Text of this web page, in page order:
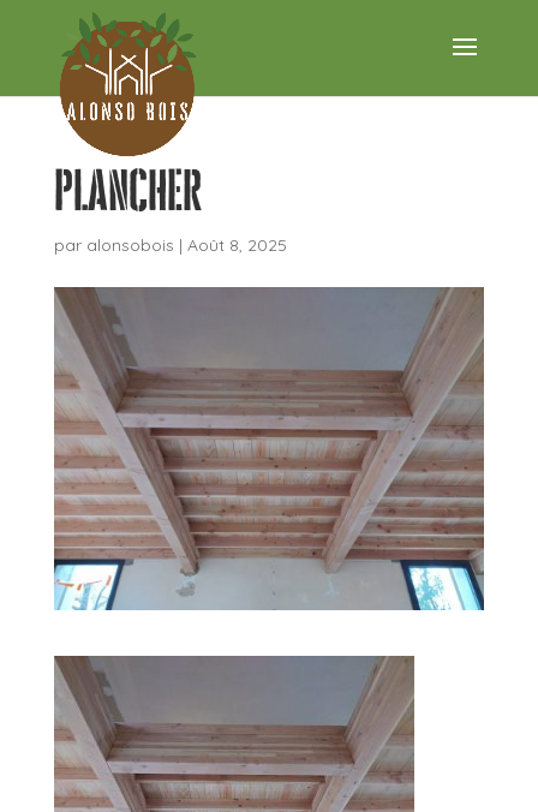
plancher
par alonsobois | Août 8, 2025